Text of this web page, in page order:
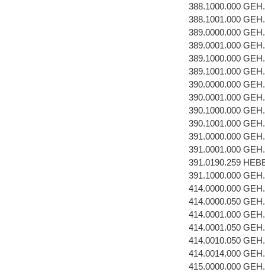
388.1000.000
388.1001.000
389.0000.000
389.0001.000
389.1000.000
389.1001.000
390.0000.000
390.0001.000
390.1000.000
390.1001.000
391.0000.000
391.0001.000
391.0190.259
391.1000.000
414.0000.000
414.0000.050
414.0001.000
414.0001.050
414.0010.050
414.0014.000
415.0000.000